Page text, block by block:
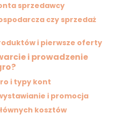
sprzedawcy
czy sprzedaż
i pierwsze oferty
i prowadzenie
i typy kont
i promocja
kosztów